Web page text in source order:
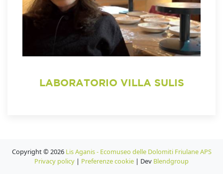
LABORATORIO VILLA SULIS
Copyright © 2026 Lis Aganis - Ecomuseo delle Dolomiti Friulane APS
Privacy policy | Preferenze cookie | Dev Blendgroup